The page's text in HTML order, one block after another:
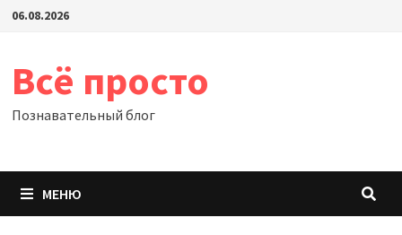
Перейти
06.08.2026
Всё просто
Познавательный блог
МЕНЮ